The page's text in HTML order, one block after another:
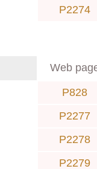
P2274
Web
P828
P2277
P2278
P2279